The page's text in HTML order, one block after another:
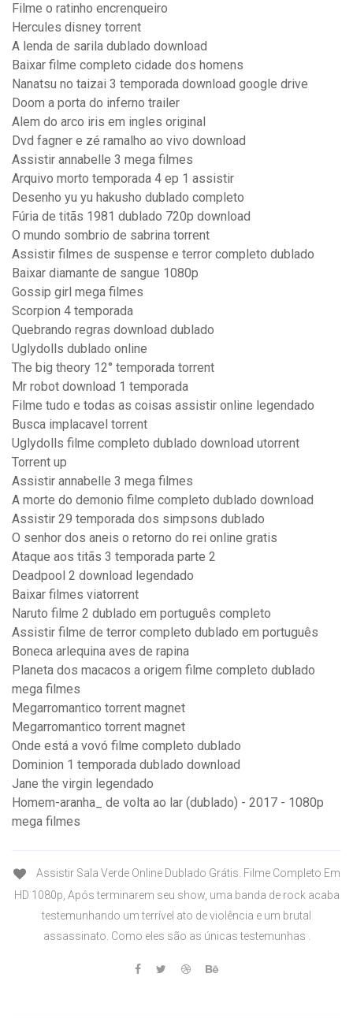
Filme o ratinho encrenqueiro
Hercules disney torrent
A lenda de sarila dublado download
Baixar filme completo cidade dos homens
Nanatsu no taizai 3 temporada download google drive
Doom a porta do inferno trailer
Alem do arco iris em ingles original
Dvd fagner e zé ramalho ao vivo download
Assistir annabelle 3 mega filmes
Arquivo morto temporada 4 ep 1 assistir
Desenho yu yu hakusho dublado completo
Fúria de titãs 1981 dublado 720p download
O mundo sombrio de sabrina torrent
Assistir filmes de suspense e terror completo dublado
Baixar diamante de sangue 1080p
Gossip girl mega filmes
Scorpion 4 temporada
Quebrando regras download dublado
Uglydolls dublado online
The big theory 12° temporada torrent
Mr robot download 1 temporada
Filme tudo e todas as coisas assistir online legendado
Busca implacavel torrent
Uglydolls filme completo dublado download utorrent
Torrent up
Assistir annabelle 3 mega filmes
A morte do demonio filme completo dublado download
Assistir 29 temporada dos simpsons dublado
O senhor dos aneis o retorno do rei online gratis
Ataque aos titãs 3 temporada parte 2
Deadpool 2 download legendado
Baixar filmes viatorrent
Naruto filme 2 dublado em português completo
Assistir filme de terror completo dublado em português
Boneca arlequina aves de rapina
Planeta dos macacos a origem filme completo dublado
mega filmes
Megarromantico torrent magnet
Megarromantico torrent magnet
Onde está a vovó filme completo dublado
Dominion 1 temporada dublado download
Jane the virgin legendado
Homem-aranha_ de volta ao lar (dublado) - 2017 - 1080p
mega filmes
Assistir Sala Verde Online Dublado Grátis. Filme Completo Em
HD 1080p, Após terminarem seu show, uma banda de rock acaba
testemunhando um terrível ato de violência e um brutal
assassinato. Como eles são as únicas testemunhas .